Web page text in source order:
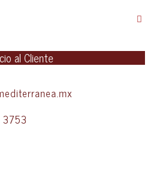
al Cliente